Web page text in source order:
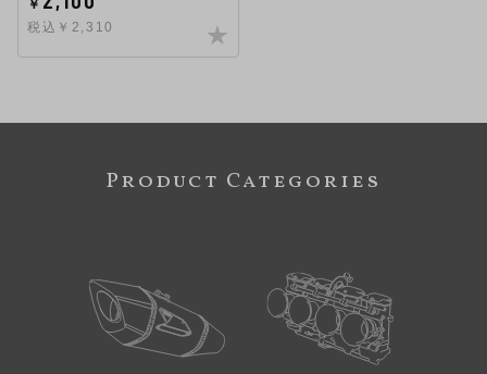
￥
税込￥2,310
Product Categories